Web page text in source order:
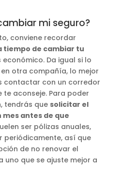
mi seguro?
conviene recordar
tiempo de cambiar tu
Da igual si lo
otra compañía, lo mejor
contactar con un corredor
aconseje. Para poder
tendrás que solicitar el
mes antes de que
ser pólizas anuales,
periódicamente, así que
de no renovar el
uno que se ajuste mejor a